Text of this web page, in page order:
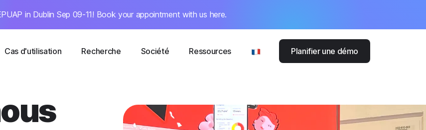
in Dublin Sep 09-11! Book your appointment with us here.
Cas d'utilisation Recherche Société Ressources Planifier une démo